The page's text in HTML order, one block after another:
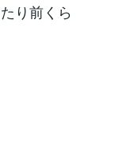
り前くら